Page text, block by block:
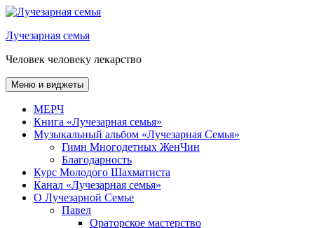
Перейти
содержимому
Лучезарная семья
Человек человеку лекарство
Меню и виджеты
МЕРЧ
Книга «Лучезарная семья»
Музыкальный альбом «Лучезарная Семья»
Гимн Многодетных ЖенЧин
Благодарность
Курс Молодого Шахматиста
Канал «Лучезарная семья»
О Лучезарной Семье
Павел
Ораторское мастерство